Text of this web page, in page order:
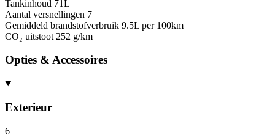
Tankinhoud 71L
Aantal versnellingen 7
Gemiddeld brandstofverbruik 9.5L per 100km
CO₂ uitstoot 252 g/km
Opties & Accessoires
Exterieur
6